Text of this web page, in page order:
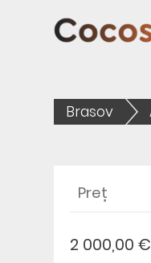
Brasov
Preț
2 000,00 €